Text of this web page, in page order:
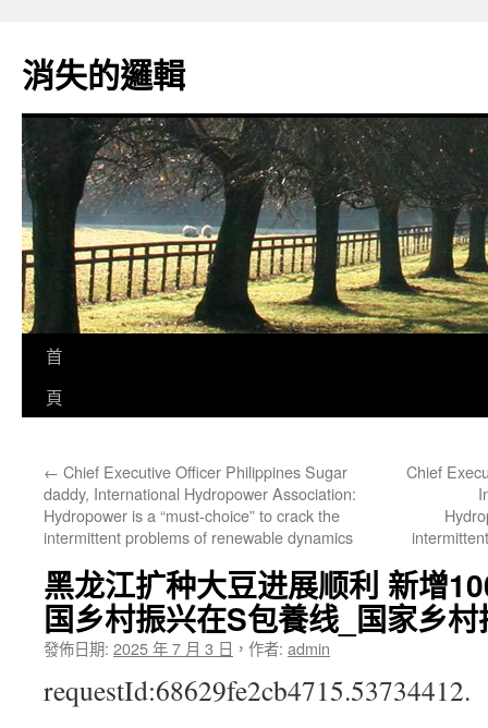
主
要
消失的邏輯
首
頁
← Chief Executive Officer Philippines Sugar
daddy, International Hydropower Association:
Hydropower is a “must-choice” to crack the
intermittent problems of renewable dynamics
Chief
黑龙江扩种大豆进展顺利 新增
国乡村振兴在S包養线_国家乡
發佈日期: 2025 年 7 月 3 日 ， 作者: admin
requestId:68629fe2cb4715.53734412.